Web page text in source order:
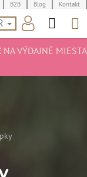
B2B Blog Kontakt
NA VÝDAJNÉ MIESTA